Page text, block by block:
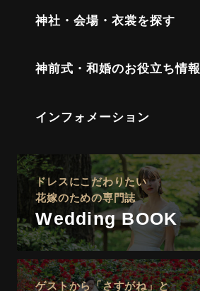
神社・会場・衣裳を探す
神前式・和婚のお役立ち情報
インフォメーション
ドレスにこだわりたい
花嫁のための専門誌
Wedding BOOK
ゲストから「さすがね」と